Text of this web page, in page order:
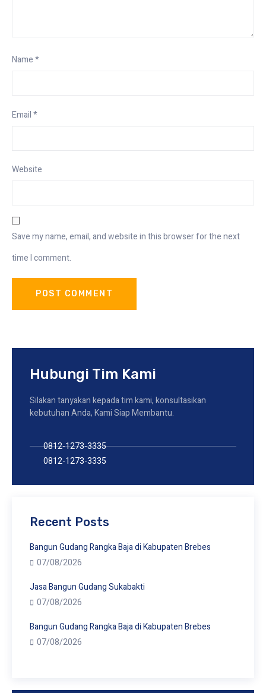
Name*
Email*
Website
Save my name, email, and website in this browser for the next
time I comment.
Hubungi Tim Kami
Silakan tanyakan kepada tim kami, konsultasikan
kebutuhan Anda, Kami Siap Membantu.
0812-1273-3335
0812-1273-3335
Recent Posts
Bangun Gudang Rangka Baja di Kabupaten Brebes
07/08/2026
Jasa Bangun Gudang Sukabakti
07/08/2026
Bangun Gudang Rangka Baja di Kabupaten Brebes
07/08/2026